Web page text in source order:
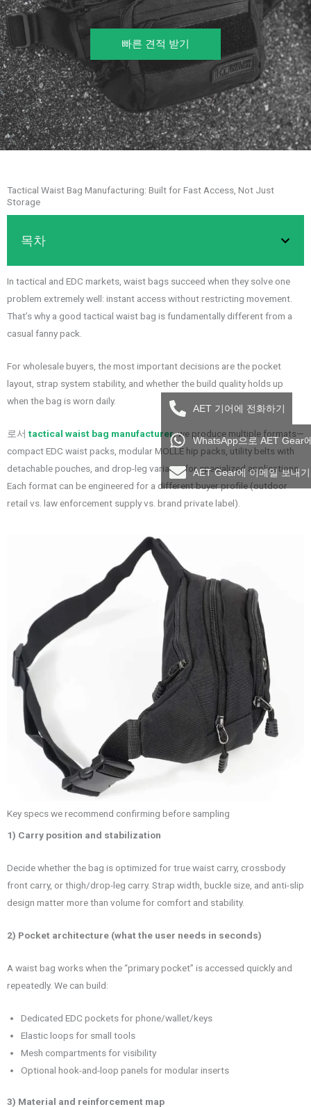
빠른 견적 받기
Tactical Waist Bag Manufacturing: Built for Fast Access, Not Just
Storage
목차
In tactical and EDC markets, waist bags succeed when they solve one
problem extremely well: instant access without restricting movement.
That’s why a good tactical waist bag is fundamentally different from a
casual fanny pack.
For wholesale buyers, the most important decisions are the pocket
layout, strap system stability, and whether the build quality holds up
when the bag is worn daily.
로서 tactical waist bag manufacturer, we produce multiple formats—
compact EDC waist packs, modular MOLLE hip packs, utility belts with
detachable pouches, and drop-leg variants for specialized applications.
Each format can be engineered for a different buyer profile (outdoor
retail vs. law enforcement supply vs. brand private label).
Key specs we recommend confirming before sampling
1) Carry position and stabilization
Decide whether the bag is optimized for true waist carry, crossbody
front carry, or thigh/drop-leg carry. Strap width, buckle size, and anti-slip
design matter more than volume for comfort and stability.
2) Pocket architecture (what the user needs in seconds)
A waist bag works when the “primary pocket” is accessed quickly and
repeatedly. We can build:
Dedicated EDC pockets for phone/wallet/keys
Elastic loops for small tools
Mesh compartments for visibility
Optional hook-and-loop panels for modular inserts
3) Material and reinforcement map
AET 기어에 전화하기
WhatsApp으로 AET Gear
AET Gear에 이메일 보내기